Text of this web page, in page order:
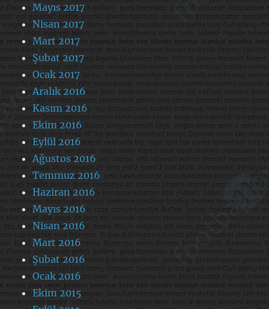
Mayıs 2017
Nisan 2017
Mart 2017
Şubat 2017
Ocak 2017
Aralık 2016
Kasım 2016
Ekim 2016
Eylül 2016
Ağustos 2016
Temmuz 2016
Haziran 2016
Mayıs 2016
Nisan 2016
Mart 2016
Şubat 2016
Ocak 2016
Ekim 2015